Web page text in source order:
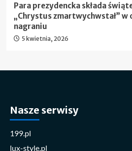
Para prezydencka składa
„Chrystus zmartwychwstał”
nagraniu
5 kwietnia, 2026
Nasze serwisy
199.pl
lux-style.pl